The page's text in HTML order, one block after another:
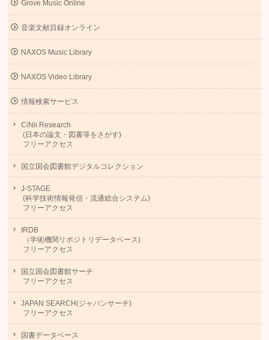
Grove Music Online
音楽文献目録オンライン
NAXOS Music Library
NAXOS Video Library
情報検索サービス
CiNii Research
(日本の論文・図書等をさがす)
フリーアクセス
国立国会図書館デジタルコレクション
J-STAGE
(科学技術情報発信・流通総合システム)
フリーアクセス
IRDB
（学術機関リポジトリデータベース)
フリーアクセス
国立国会図書館サーチ
フリーアクセス
JAPAN SEARCH(ジャパンサーチ)
フリーアクセス
国書データベース